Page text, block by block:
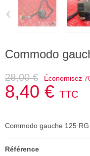
‹
Commodo
28,00 € Économisez
8,40 € TTC
Commodo gauche 125 RG
Référence